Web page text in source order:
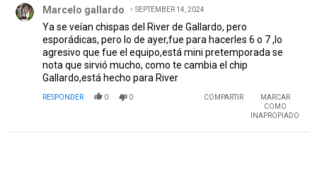
Marcelo gallardo SEPTEMBER 14, 2024
Ya se veían chispas del River de Gallardo, pero
esporádicas, pero lo de ayer,fue para hacerles 6 o 7 ,lo
agresivo que fue el equipo,está mini pretemporada se
nota que sirvió mucho, como te cambia el chip
Gallardo,está hecho para River
RESPONDER 0 0 COMPARTIR
MARCAR
COMO
INAPROPIADO